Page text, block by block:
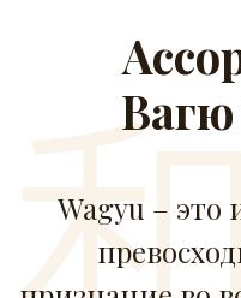
Вагю
Wagyu – это